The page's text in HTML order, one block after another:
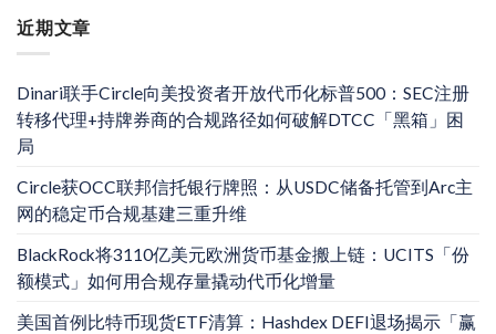
近期文章
Dinari联手Circle向美投资者开放代币化标普500：SEC注册
转移代理+持牌券商的合规路径如何破解DTCC「黑箱」困
局
Circle获OCC联邦信托银行牌照：从USDC储备托管到Arc主
网的稳定币合规基建三重升维
BlackRock将3110亿美元欧洲货币基金搬上链：UCITS「份
额模式」如何用合规存量撬动代币化增量
美国首例比特币现货ETF清算：Hashdex DEFI退场揭示「赢